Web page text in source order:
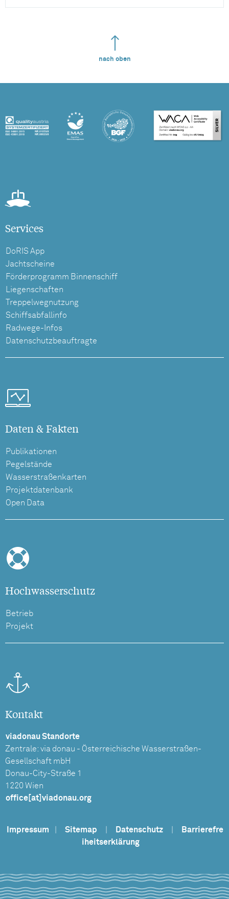
nach oben
Services
DoRIS App
Jachtscheine
Förderprogramm Binnenschiff
Liegenschaften
Treppelwegnutzung
Schiffsabfallinfo
Radwege-Infos
Datenschutzbeauftragte
Daten & Fakten
Publikationen
Pegelstände
Wasserstraßenkarten
Projektdatenbank
Open Data
Hochwasserschutz
Betrieb
Projekt
Kontakt
viadonau Standorte
Zentrale: via donau - Österreichische Wasserstraßen-
Gesellschaft mbH
Donau-City-Straße 1
1220 Wien
office[at]viadonau.org
Impressum Sitemap Datenschutz
Barrierefre
iheitserklärung